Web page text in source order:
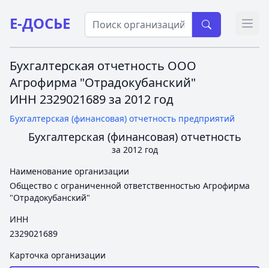
Е-ДОСЬЕ
Бухгалтерская отчетность ООО
Агрофирма "Отрадокубанский"
ИНН 2329021689 за 2012 год
Бухгалтерская (финансовая) отчетность предприятий
Бухгалтерская (финансовая) отчетность
за 2012 год
Наименование организации
Общество с ограниченной ответственностью Агрофирма
"Отрадокубанский"
ИНН
2329021689
Карточка организации